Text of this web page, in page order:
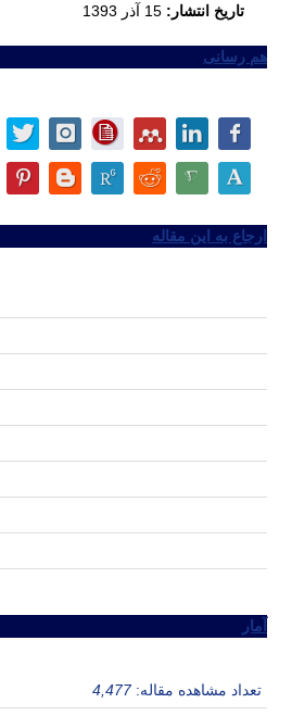
تاریخ انتشار:
هم رسانی
ارجاع به این مقاله
آمار
تعداد مشاهده مقاله:4,477